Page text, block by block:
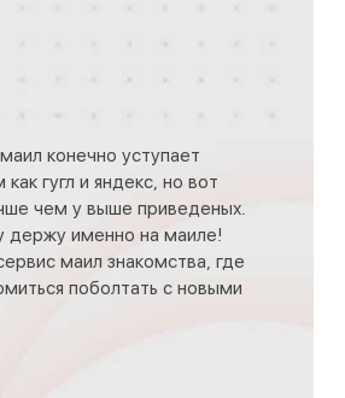
конечно уступает
как гугл и яндекс, но вот
чем у выше приведеных.
держу именно на маиле!
маил знакомства, где
поболтать с новыми